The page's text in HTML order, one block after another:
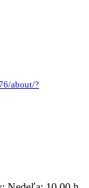
about/?